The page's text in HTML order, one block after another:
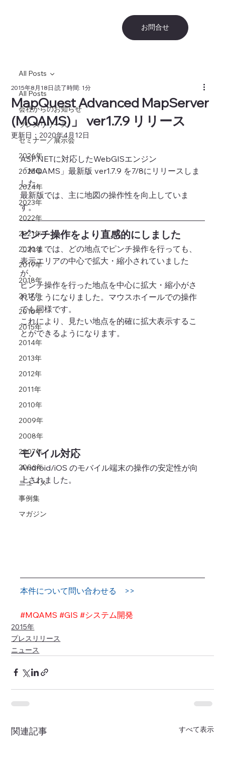
お問合せ
All Posts
会社からのお知らせ
プレスリリース
セミナー／展示会
2026年
2025年
2024年
2023年
2022年
2021年
2020年
2019年
2018年
2017年
2016年
2015年
2014年
2013年
2012年
2011年
2010年
2009年
2008年
2007年
2006年
ニュース
事例集
マガジン
All Posts
MapQuest Advanced MapServer
(MQAMS)」 ver1.7.9 リリース
2015年8月18日読了時間: 1分
更新日：2020年4月12日
ASP.NETに対応したWebGISエンジン
「MQAMS」最新版 ver1.7.9 を7/8にリリースしま
した。
最新版では、主に地図の操作性を向上していま
す。
ピンチ操作をより直感的にしました
これまでは、どの地点でピンチ操作を行っても、
表示エリアの中心で拡大・縮小されていました
が、
ピンチ操作を行った地点を中心に拡大・縮小がさ
れるようになりました。マウスホイールでの操作
でも同様です。
これにより、見たい地点を的確に拡大表示するこ
とができるようになります。
モバイル対応
Android/iOS のモバイル端末の操作の安定性が向
上されました。
本件について問い合わせる　>>
#MQAMS #GIS #システム開発
2015年
プレスリリース
ニュース
関連記事 すべて表示